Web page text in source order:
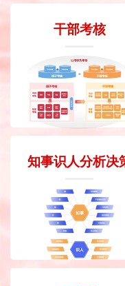
干部考核
知事识人分析决